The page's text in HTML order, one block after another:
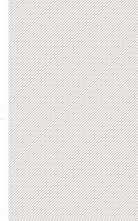
福井市 学生の方の接